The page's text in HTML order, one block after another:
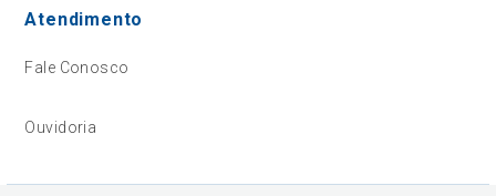
Atendimento
Fale Conosco
Ouvidoria